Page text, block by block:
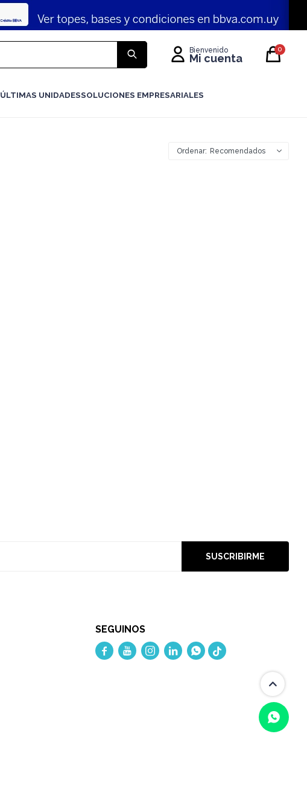
ÚLTIMAS UNIDADESSOLUCIONES EMPRESARIALES
0
Recomendados
SUSCRIBIRME
SEGUINOS
    